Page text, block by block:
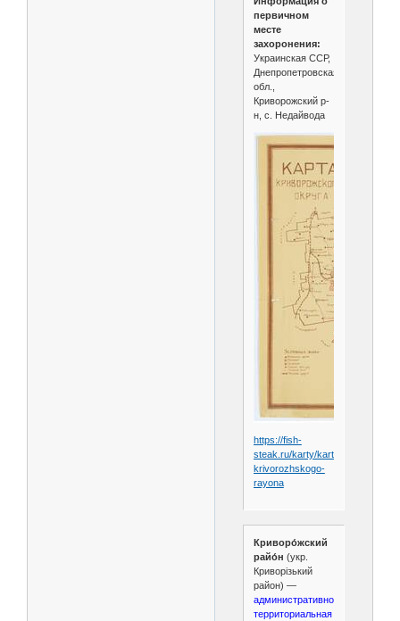
первичном
месте
захоронения:
Украинская ССР,
Днепропетровская
обл.,
Криворожский р-
н, с. Недайвода
https://fish-
steak.ru/karty/karta-
krivorozhskogo-
rayona
Криворо́жский
райо́н (укр.
Криворізький
район) —
административно-
территориальная